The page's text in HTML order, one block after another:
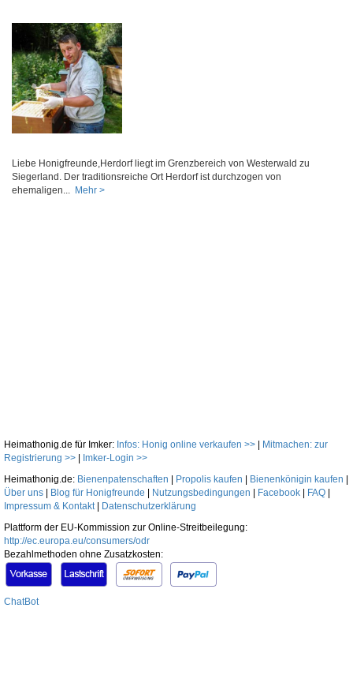
Liebe Honigfreunde,Herdorf liegt im Grenzbereich von Westerwald zu
Siegerland. Der traditionsreiche Ort Herdorf ist durchzogen von
ehemaligen... Mehr >
Heimathonig.de für Imker: Infos: Honig online verkaufen >>
Mitmachen: zur
Registrierung >>
Imker-Login >>
Heimathonig.de: Bienenpatenschaften Propolis kaufen Bienenkönigin kaufen
Über uns
Blog für Honigfreunde Nutzungsbedingungen Facebook FAQ
Impressum & Kontakt|
Datenschutzerklärung
Plattform der EU-Kommission zur Online-Streitbeilegung:
http://ec.europa.eu/consumers/odr
Bezahlmethoden ohne Zusatzkosten:
ChatBot